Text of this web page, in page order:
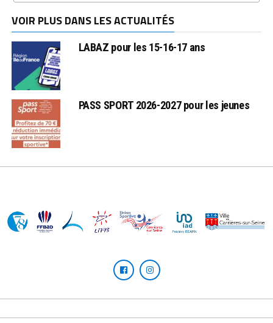
VOIR PLUS DANS LES ACTUALITÉS
LABAZ pour les 15-16-17 ans
PASS SPORT 2026-2027 pour les jeunes